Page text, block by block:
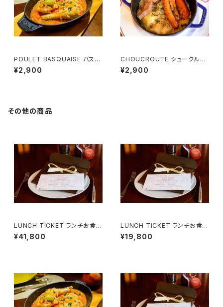
POULET BASQUAISE バスク
風チキン （1名様用）
¥2,900
CHOUCROUTE シュークルー
ト （1名様用）
¥2,900
その他の商品
LUNCH TICKET ランチお食事
券 （２名様用）Menu Tentatio
n
¥41,800
LUNCH TICKET ランチお食事
券 （２名様用）Menu Courtois
ie
¥19,800